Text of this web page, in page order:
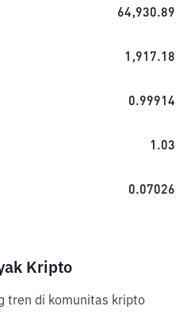
64,930.89
1,917.18
0.99914
1.03
0.07026
Kripto
tren di komunitas kripto